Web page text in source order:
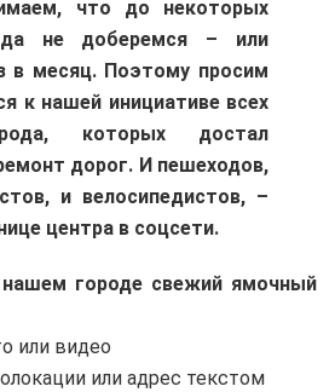
что до некоторых
не доберемся – или
в месяц. Поэтому просим
к нашей инициативе всех
которых достал
дорог. И пешеходов,
и велосипедистов, –
центра в соцсети.
нашем городе свежий ямочный
или видео
или адрес текстом